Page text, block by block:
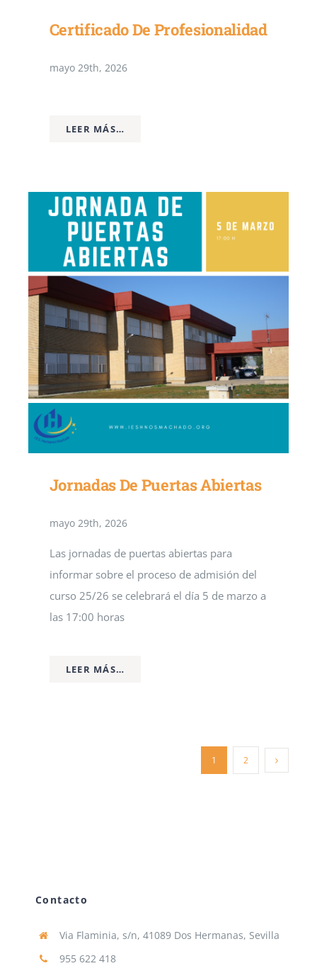
Certificado De Profesionalidad
mayo 29th, 2026
LEER MÁS…
Jornadas De Puertas Abiertas
mayo 29th, 2026
Las jornadas de puertas abiertas para
informar sobre el proceso de admisión del
curso 25/26 se celebrará el día 5 de marzo a
las 17:00 horas
LEER MÁS…
1 2
Contacto
Via Flaminia, s/n, 41089 Dos Hermanas, Sevilla
955 622 418